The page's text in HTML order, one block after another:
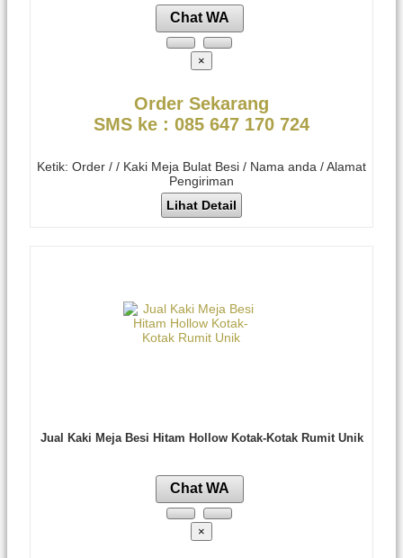
Chat WA
×
Order Sekarang
SMS ke : 085 647 170 724
Ketik: Order / / Kaki Meja Bulat Besi / Nama anda / Alamat
Pengiriman
Lihat Detail
Jual Kaki Meja Besi Hitam Hollow Kotak-Kotak Rumit Unik
Chat WA
×